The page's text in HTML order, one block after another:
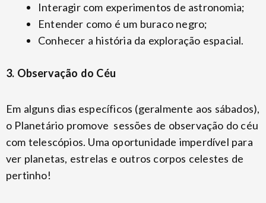
Interagir com experimentos de astronomia;
Entender como é um buraco negro;
Conhecer a história da exploração espacial.
3. Observação do Céu
Em alguns dias específicos (geralmente aos sábados),
o Planetário promove sessões de observação do céu
com telescópios. Uma oportunidade imperdível para
ver planetas, estrelas e outros corpos celestes de
pertinho!